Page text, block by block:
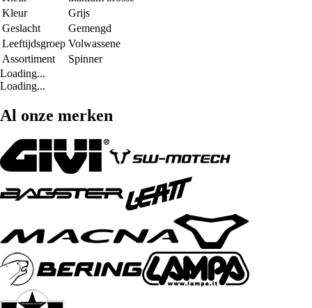
Kleur
Grijs
Geslacht
Gemengd
Leeftijdsgroep Volwassene
Assortiment
Spinner
Loading...
Loading...
Al onze merken